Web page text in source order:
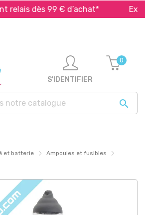
dès 99 € d’achat*

S'IDENTIFIER
0
et batterie
Ampoules et fusibles